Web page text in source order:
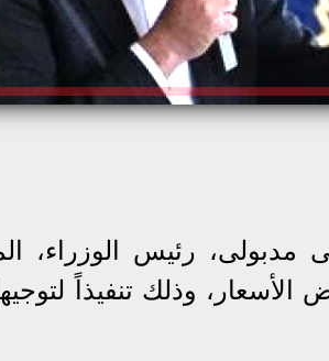
مدبولى، رئيس الوزراء،
الأسعار، وذلك تنفيذاً